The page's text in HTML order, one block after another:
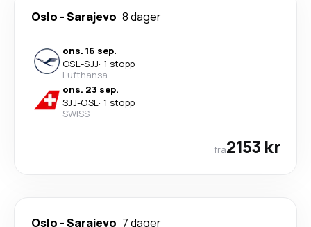
Oslo -Sarajevo 8 dager
ons. 16 sep.
OSL-SJJ· 1 stopp
Lufthansa
ons. 23 sep.
SJJ-OSL· 1 stopp
SWISS
fra2153 kr
Oslo -Sarajevo 7 dager